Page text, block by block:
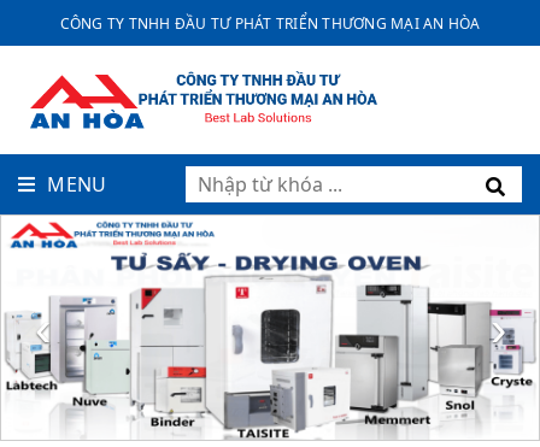
CÔNG TY TNHH ĐẦU TƯ PHÁT TRIỂN THƯƠNG MẠI AN HÒA
MENU
‹ ›